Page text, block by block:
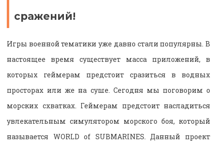
сражений!
Игры военной тематики уже давно стали популярны. В
настоящее время существует масса приложений, в
которых геймерам предстоит сразиться в водных
просторах или же на суше. Сегодня мы поговорим о
морских схватках. Геймерам предстоит насладиться
увлекательным симулятором морского боя, который
называется WORLD of SUBMARINES. Данный проект